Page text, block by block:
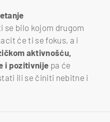
se bilo kojom drugom
će ti se fokus, a i
aktivnošću,
i pozitivnije pa će
ili se činiti nebitne i